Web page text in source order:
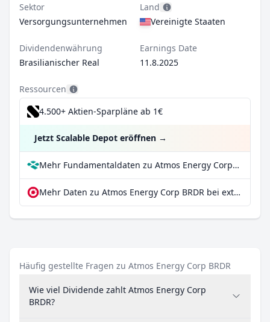
Sektor
Versorgungsunternehmen
Land
Vereinigte Staaten
Dividendenwährung
Brasilianischer Real
Earnings Date
11.8.2025
Ressourcen
4.500+ Aktien-Sparpläne ab 1€
Jetzt Scalable Depot eröffnen →
Mehr Fundamentaldaten zu Atmos Energy Corp BRDR bei Parqet
Mehr Daten zu Atmos Energy Corp BRDR bei extraETF
Häufig gestellte Fragen zu Atmos Energy Corp BRDR
Wie viel Dividende zahlt Atmos Energy Corp
BRDR?